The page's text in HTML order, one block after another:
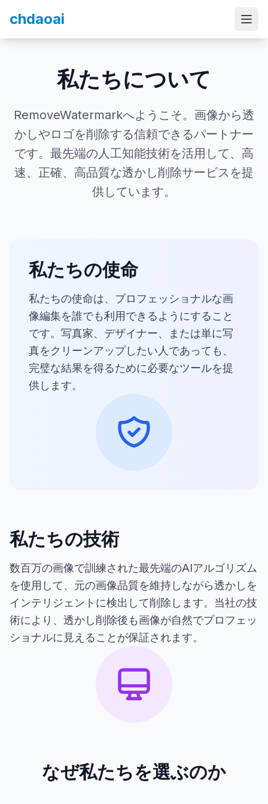
chdaoai
私たちについて
RemoveWatermarkへようこそ。画像から透
かしやロゴを削除する信頼できるパートナー
です。最先端の人工知能技術を活用して、高
速、正確、高品質な透かし削除サービスを提
供しています。
私たちの使命
私たちの使命は、プロフェッショナルな画
像編集を誰でも利用できるようにすること
です。写真家、デザイナー、または単に写
真をクリーンアップしたい人であっても、
完璧な結果を得るために必要なツールを提
供します。
私たちの技術
数百万の画像で訓練された最先端のAIアルゴリズム
を使用して、元の画像品質を維持しながら透かしを
インテリジェントに検出して削除します。当社の技
術により、透かし削除後も画像が自然でプロフェッ
ショナルに見えることが保証されます。
なぜ私たちを選ぶのか